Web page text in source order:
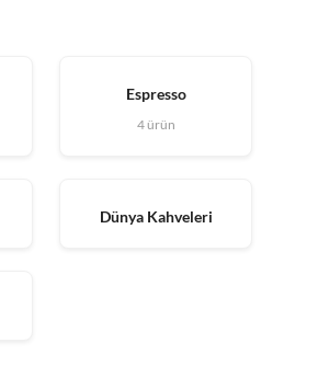
Espresso
4 ürün
Dünya Kahveleri